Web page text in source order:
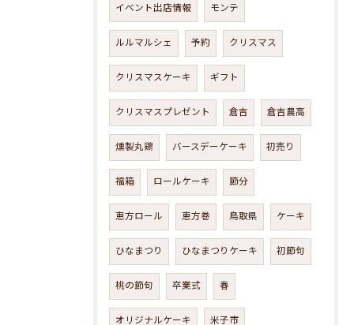
イベント出店情報 モンテ
ルルマルシェ 予約 クリスマス
クリスマスケーキ ギフト
クリスマスプレゼント 倉吉 倉吉農高
燻製丸鶏 バースデーケーキ 初売り
福箱 ロールケーキ 節分
恵方ロール 恵方巻 鳥取県 ケーキ
ひなまつり ひなまつりケーキ 初節句
桃の節句 卒業式 春
オリジナルケーキ 米子市